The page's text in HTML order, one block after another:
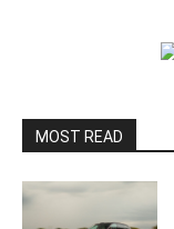
MOST READ